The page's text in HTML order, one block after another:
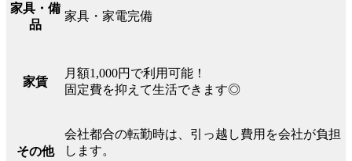
家具・備
品
家具・家電完備
家賃
月額1,000円で利用可能！
固定費を抑えて生活できます◎
その他
会社都合の転勤時は、引っ越し費用を会社が負担
します。